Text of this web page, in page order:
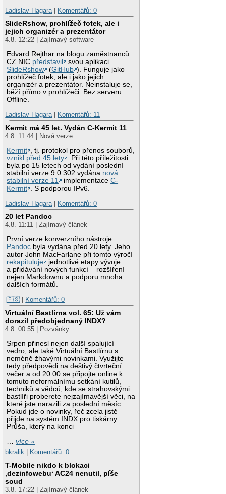
Ladislav Hagara | Komentářů: 0
SlideRshow, prohlížeč fotek, ale i
jejich organizér a prezentátor
4.8. 12:22 | Zajímavý software
Edvard Rejthar na blogu zaměstnanců
CZ.NIC představil
svou aplikaci
SlideRshow
(GitHub ). Funguje jako
prohlížeč fotek, ale i jako jejich
organizér a prezentátor. Neinstaluje se,
běží přímo v prohlížeči. Bez serveru.
Offline.
Ladislav Hagara | Komentářů: 11
Kermit má 45 let. Vydán C-Kermit 11
4.8. 11:44 | Nová verze
Kermit , tj. protokol pro přenos souborů,
vznikl před 45 lety . Při této příležitosti
byla po 15 letech od vydání poslední
stabilní verze 9.0.302 vydána nová
stabilní verze 11
implementaceC-
Kermit . S podporou IPv6.
Ladislav Hagara | Komentářů: 0
20 let Pandoc
4.8. 11:11 | Zajímavý článek
První verze konverzního nástroje
Pandoc byla vydána před 20 lety. Jeho
autor John MacFarlane při tomto výročí
rekapituluje
jednotlivé etapy vývoje
a přidávání nových funkcí – rozšíření
nejen Markdownu a podporu mnoha
dalších formátů.
|🇵🇸 | Komentářů: 0
Virtuální Bastlírna vol. 65: Už vám
dorazil předobjednaný INDX?
4.8. 00:55 | Pozvánky
Srpen přinesl nejen další spalující
vedro, ale také Virtuální Bastlírnu s
neméně žhavými novinkami. Využijte
tedy předpovědi na deštivý čtvrteční
večer a od 20:00 se připojte online k
tomuto neformálnímu setkání kutilů,
techniků a vědců, kde se strahovskými
bastlíři proberete nejzajímavější věci, na
které jste narazili za poslední měsíc.
Pokud jde o novinky, řeč zcela jistě
přijde na systém INDX pro tiskárny
Průša, který na konci
…více »
bkralik
Komentářů: 0
T-Mobile nikdo k blokaci
‚dezinfowebu‘ AC24 nenutil, píše
soud
3.8. 17:22 | Zajímavý článek